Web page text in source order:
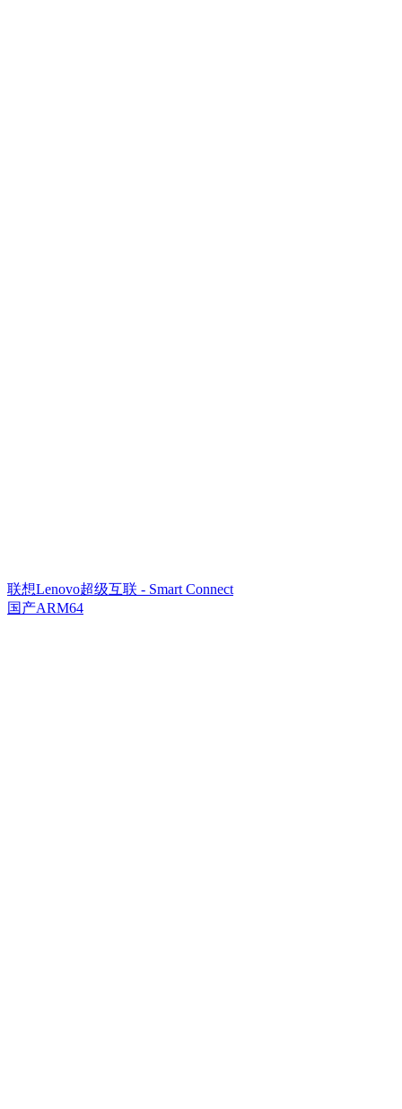
联想Lenovo超级互联 - Smart Connect
国产ARM64